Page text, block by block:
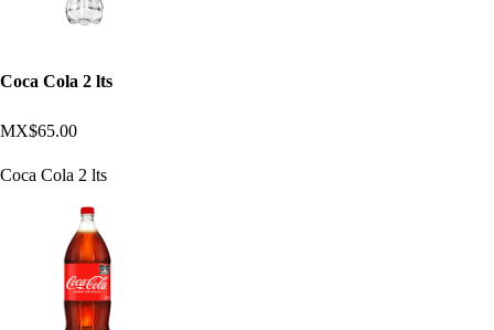
Coca Cola 2 lts
MX$65.00
Coca Cola 2 lts